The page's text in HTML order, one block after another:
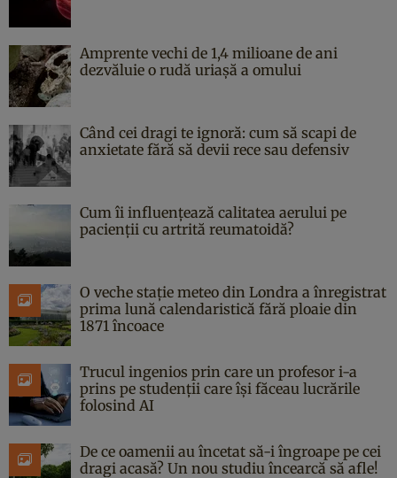
Amprente vechi de 1,4 milioane de ani
dezvăluie o rudă uriașă a omului
Când cei dragi te ignoră: cum să scapi de
anxietate fără să devii rece sau defensiv
Cum îi influențează calitatea aerului pe
pacienții cu artrită reumatoidă?
O veche stație meteo din Londra a înregistrat
prima lună calendaristică fără ploaie din
1871 încoace
Trucul ingenios prin care un profesor i-a
prins pe studenții care își făceau lucrările
folosind AI
De ce oamenii au încetat să-i îngroape pe cei
dragi acasă? Un nou studiu încearcă să afle!